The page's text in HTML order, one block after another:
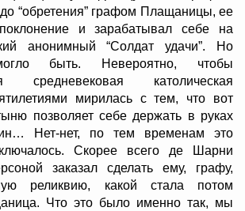
до “обретения” графом Плащаницы, ее
и зарабатывал себе на
анонимный “Солдат удачи”. Но
быть. Невероятно, чтобы
средневековая католическая
мирилась с тем, что вот
позволяет себе держать в руках
Нет-нет, по тем временам это
Скорее всего де Шарни
заказал сделать ему, графу,
реликвию, какой стала потом
Что это было именно так, мы